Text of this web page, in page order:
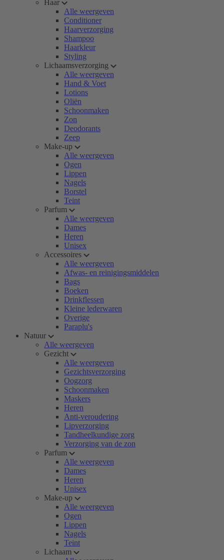
Haar
Alle weergeven
Conditioner
Haarverzorging
Shampoo
Haarkleur
Styling
Lichaamsverzorging
Alle weergeven
Hand & Voet
Lotions
Oliën
Schoonmaken
Zon
Deodorants
Zeep
Make-up
Alle weergeven
Ogen
Lippen
Nagels
Borstel
Teint
Parfum
Alle weergeven
Dames
Heren
Unisex
Accessoires
Alle weergeven
Afwas- en reinigingsmiddelen
Bags
Boeken
Drinkflessen
Kleine lederwaren
Overige
Paraplu's
Natuur
Alle weergeven
Gezicht
Alle weergeven
Gezichtsverzorging
Oogzorg
Schoonmaken
Maskers
Heren
Anti-veroudering
Lipverzorging
Tandheelkundige zorg
Verzorging van de zon
Parfum
Alle weergeven
Dames
Heren
Unisex
Make-up
Alle weergeven
Ogen
Lippen
Nagels
Teint
Lichaam